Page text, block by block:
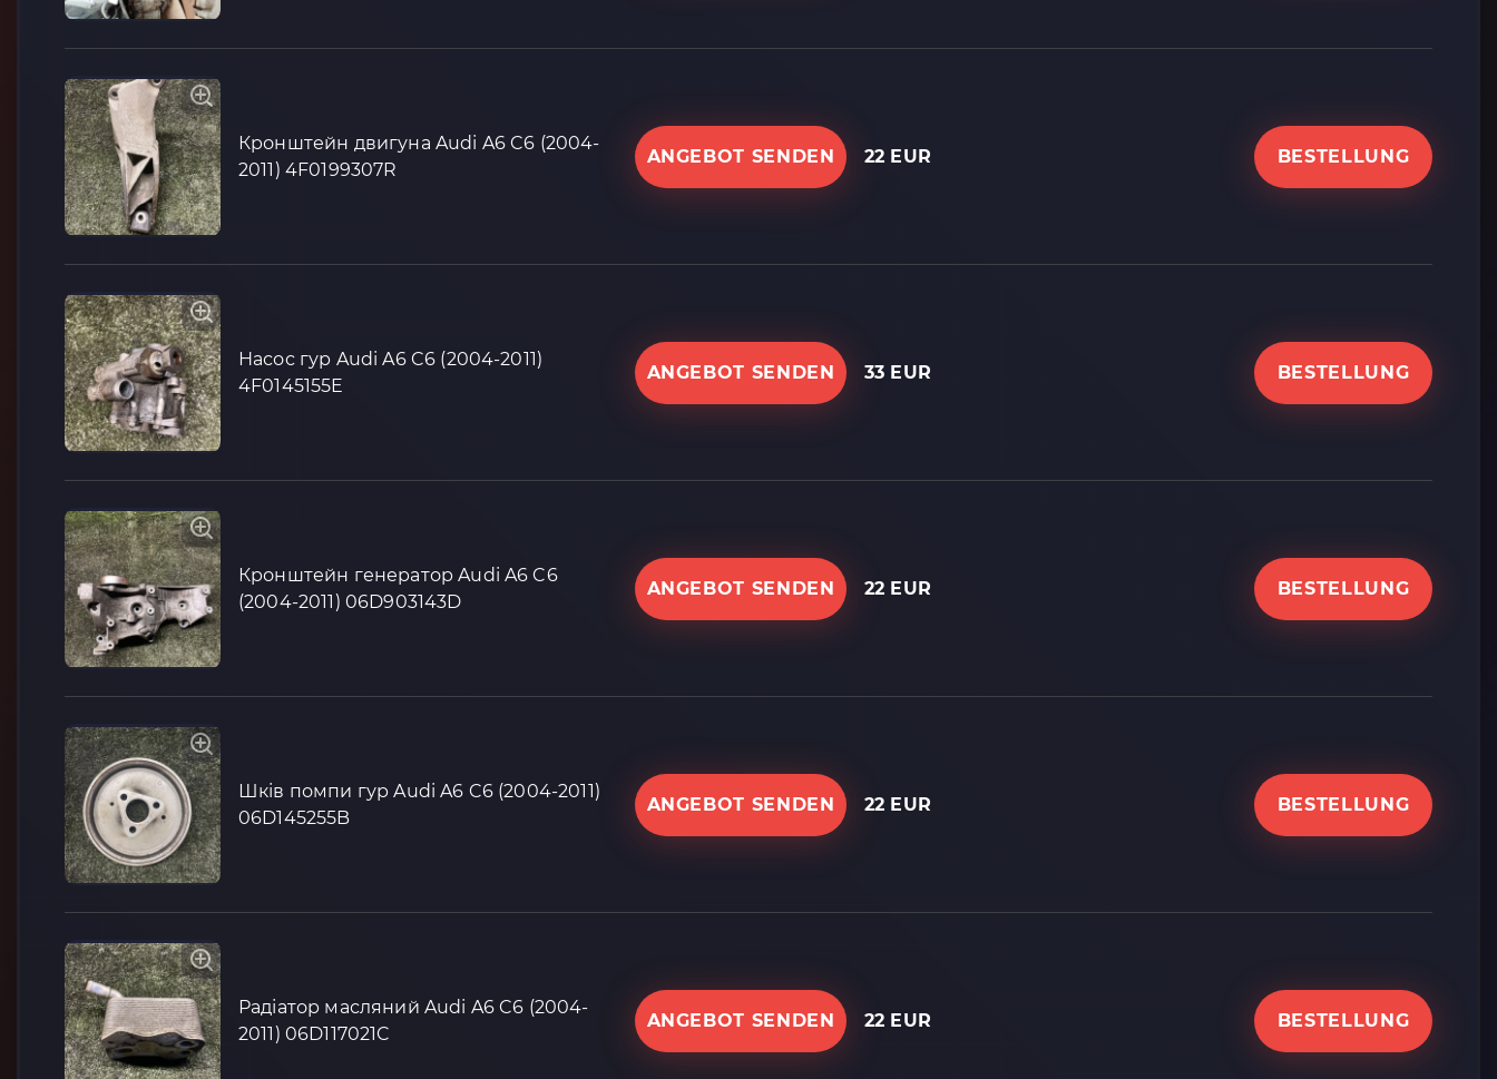
Кронштейн двигуна Audi A6 C6 (2004-
2011) 4F0199307R
ANGEBOT SENDEN 22 EUR BESTELLUNG
Насос гур Audi A6 C6 (2004-2011)
4F0145155E
ANGEBOT SENDEN 33 EUR BESTELLUNG
Кронштейн генератор Audi A6 C6
(2004-2011) 06D903143D
ANGEBOT SENDEN 22 EUR BESTELLUNG
Шків помпи гур Audi A6 C6 (2004-2011)
06D145255B
ANGEBOT SENDEN 22 EUR BESTELLUNG
Радіатор масляний Audi A6 C6 (2004-
2011) 06D117021C
ANGEBOT SENDEN 22 EUR BESTELLUNG